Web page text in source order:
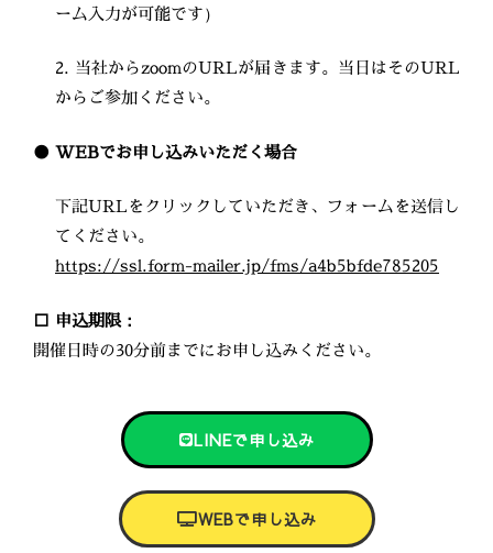
ーム入力が可能です）
2. 当社からzoomのURLが届きます。当日はそのURL
からご参加ください。
● WEBでお申し込みいただく場合
下記URLをクリックしていただき、フォームを送信し
てください。
https://ssl.form-mailer.jp/fms/a4b5bfde785205
□ 申込期限：
開催日時の30分前までにお申し込みください。
LINEで申し込み
WEBで申し込み